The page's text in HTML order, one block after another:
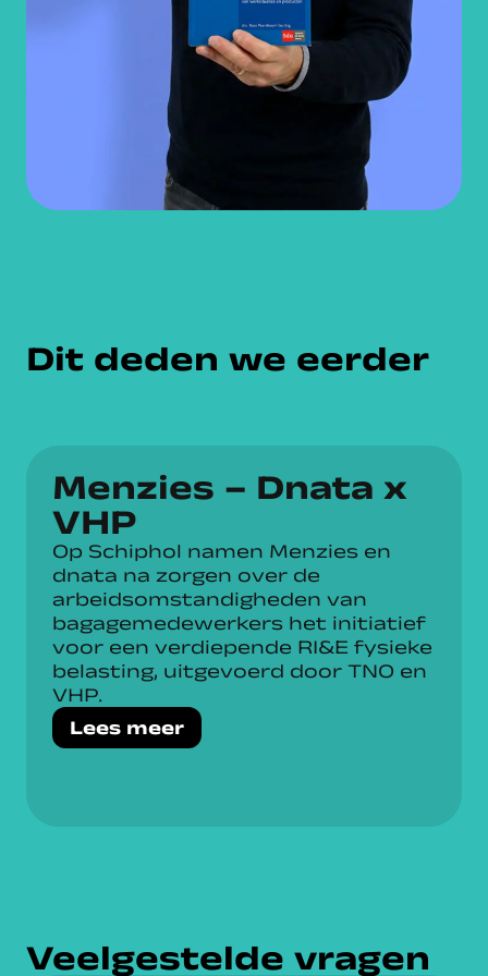
Dit deden we eerder
Menzies – Dnata x
VHP
Op Schiphol namen Menzies en
dnata na zorgen over de
arbeidsomstandigheden van
bagagemedewerkers het initiatief
voor een verdiepende RI&E fysieke
belasting, uitgevoerd door TNO en
VHP.
Lees meer
Veelgestelde vragen